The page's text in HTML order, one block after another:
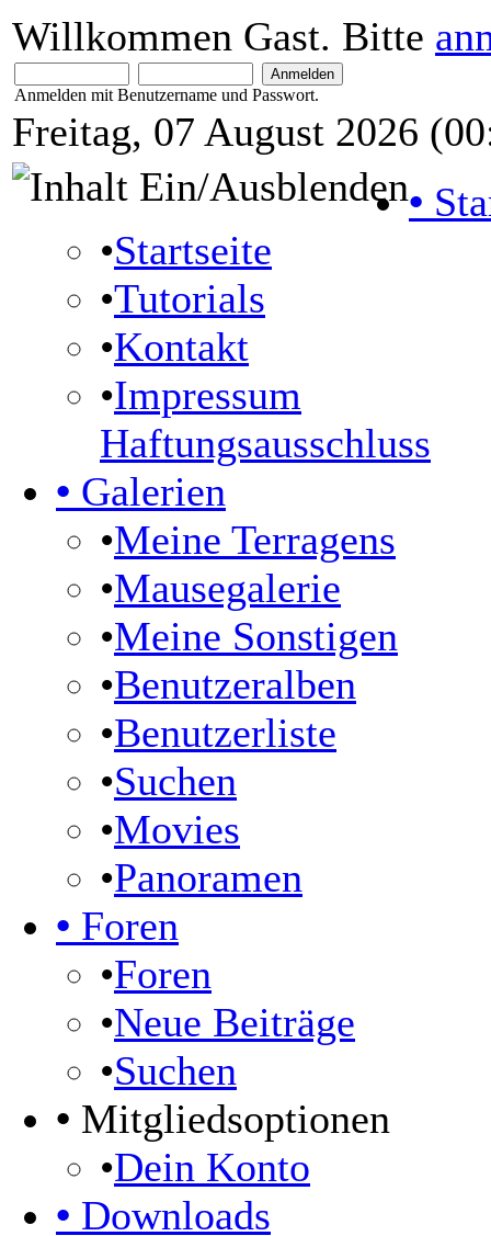
Willkommen Gast. Bitte
Anmelden mit Benutzername und Passwort.
Freitag, 07 August 2026
•
•Startseite
•Tutorials
•Kontakt
•Impressum
Haftungsausschluss
• Galerien
•Meine Terragens
•Mausegalerie
•Meine Sonstigen
•Benutzeralben
•Benutzerliste
•Suchen
•Movies
•Panoramen
• Foren
•Foren
•Neue Beiträge
•Suchen
• Mitgliedsoptionen
•Dein Konto
• Downloads